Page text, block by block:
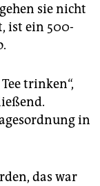
sie nicht
ist ein 500-
trinken“,
in
das war